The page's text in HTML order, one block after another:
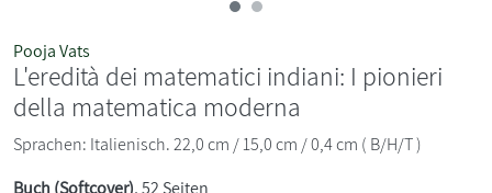
Pooja Vats
L'eredità dei matematici indiani: I pionieri
della matematica moderna
Sprachen: Italienisch. 22,0 cm / 15,0 cm / 0,4 cm ( B/H/T )
Buch (Softcover), 52 Seiten